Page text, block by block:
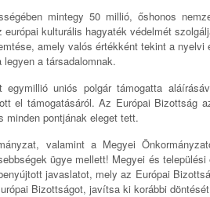
mintegy 50 millió, őshonos
kulturális hagyaték védelmét
amely valós értékként tekint a
legyen a társadalomnak.
uniós polgár támogatta
el támogatásáról. Az Európai Bizottság
minden pontjának eleget tett.
valamint a Megyei
ügye mellett! Megyei és
javaslatot, mely az Európai
Bizottságot, javítsa ki korábbi